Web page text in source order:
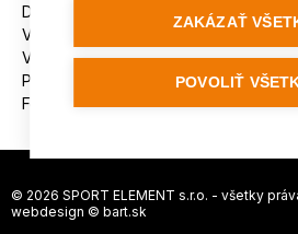
Doporučená dĺžka lyží
Vypaľovanie papúč
Veľkosti skeletu lyžiarok
Platforma na riešenie sporov online
Formulár na odstúpenie od zmluvy
© 2026 SPORT ELEMENT s.r.o. - všetky
webdesign © bart.sk
ZAKÁZAŤ
POVOLIŤ